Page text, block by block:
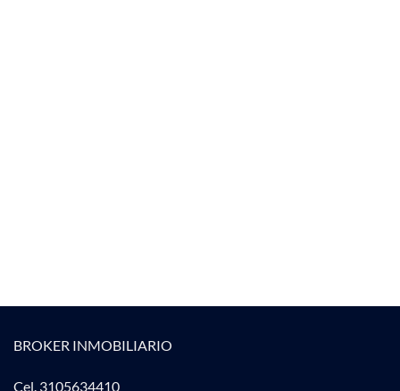
BROKER INMOBILIARIO
Cel. 3105634410